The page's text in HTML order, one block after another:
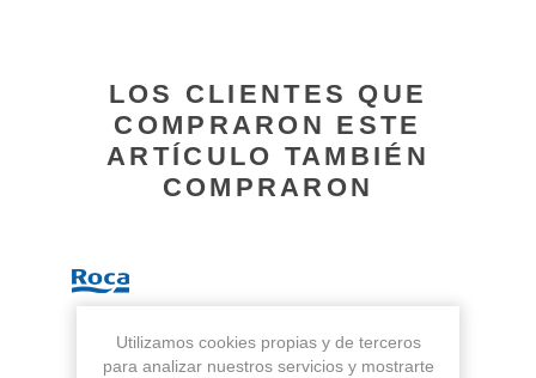
LOS CLIENTES QUE
COMPRARON ESTE
ARTÍCULO TAMBIÉN
COMPRARON
Utilizamos cookies propias y de terceros
para analizar nuestros servicios y mostrarte